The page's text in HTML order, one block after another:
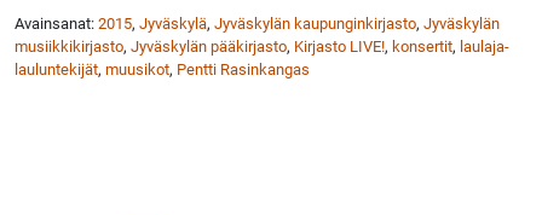
Avainsanat: 2015, Jyväskylä, Jyväskylän kaupunginkirjasto, Jyväskylän
musiikkikirjasto, Jyväskylän pääkirjasto, Kirjasto LIVE!, konsertit, laulaja-
lauluntekijät, muusikot, Pentti Rasinkangas